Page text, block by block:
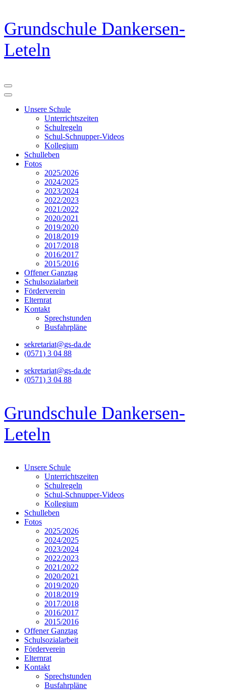
Zum
Inhalt
springen
(Eingabetaste
drücken)
Grundschule Dankersen-
Leteln
Unsere Schule
Unterrichtszeiten
Schulregeln
Schul-Schnupper-Videos
Kollegium
Schulleben
Fotos
2025/2026
2024/2025
2023/2024
2022/2023
2021/2022
2020/2021
2019/2020
2018/2019
2017/2018
2016/2017
2015/2016
Offener Ganztag
Schulsozialarbeit
Förderverein
Elternrat
Kontakt
Sprechstunden
Busfahrpläne
sekretariat@gs-da.de
(0571) 3 04 88
sekretariat@gs-da.de
(0571) 3 04 88
Grundschule Dankersen-
Leteln
Unsere Schule
Unterrichtszeiten
Schulregeln
Schul-Schnupper-Videos
Kollegium
Schulleben
Fotos
2025/2026
2024/2025
2023/2024
2022/2023
2021/2022
2020/2021
2019/2020
2018/2019
2017/2018
2016/2017
2015/2016
Offener Ganztag
Schulsozialarbeit
Förderverein
Elternrat
Kontakt
Sprechstunden
Busfahrpläne